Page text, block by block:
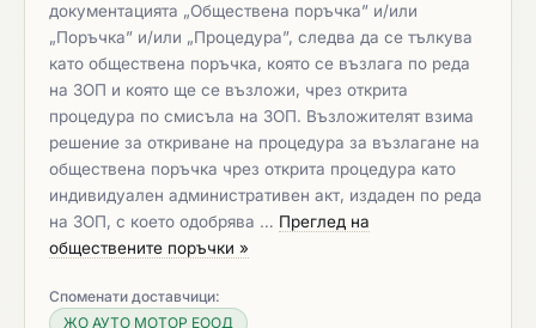
документацията „Обществена поръчка” и/или
„Поръчка” и/или „Процедура”, следва да се тълкува
като обществена поръчка, която се възлага по реда
на ЗОП и която ще се възложи, чрез открита
процедура по смисъла на ЗОП. Възложителят взима
решение за откриване на процедура за възлагане на
обществена поръчка чрез открита процедура като
индивидуален административен акт, издаден по реда
на ЗОП, с което одобрява … Преглед на
обществените поръчки »
Споменати доставчици:
ЖО АУТО МОТОР ЕООД